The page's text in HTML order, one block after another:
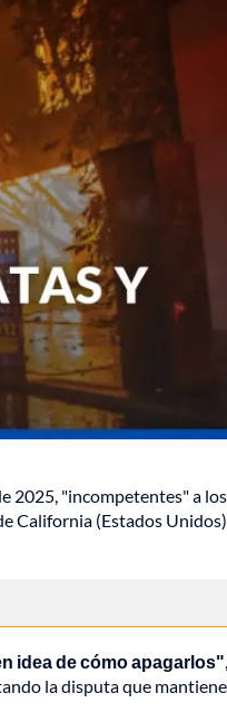
2025, "incompetentes" a los
California (Estados
idea de cómo apagarlos",
la disputa que